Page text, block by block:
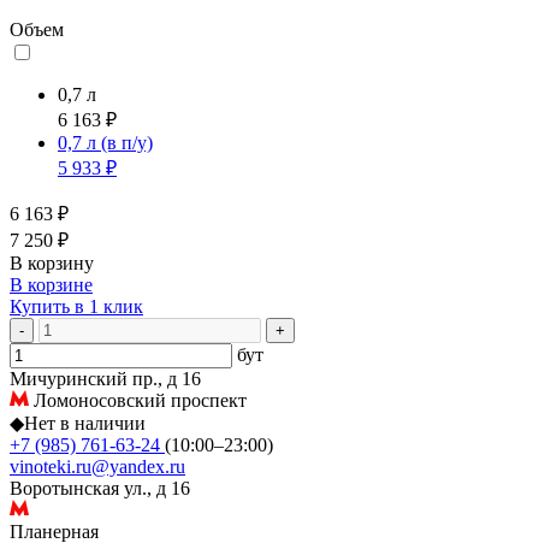
Объем
0,7 л
6 163 ₽
0,7 л (в п/у)
5 933 ₽
6 163 ₽
7 250 ₽
В корзину
В корзине
Купить в 1 клик
- +
бут
Мичуринский пр., д 16
Ломоносовский проспект
◆Нет в наличии
+7 (985) 761-63-24 (10:00–23:00)
vinoteki.ru@yandex.ru
Воротынская ул., д 16
Планерная